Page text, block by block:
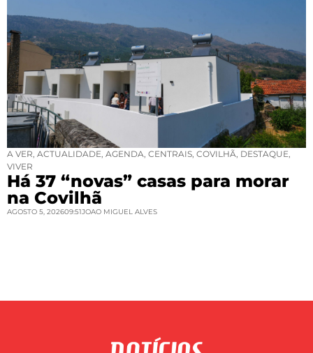
A VER, ACTUALIDADE, AGENDA, CENTRAIS, COVILHÃ, DESTAQUE,
VIVER
Há 37 “novas” casas para morar
na Covilhã
AGOSTO 5, 202609:51JOAO MIGUEL ALVES